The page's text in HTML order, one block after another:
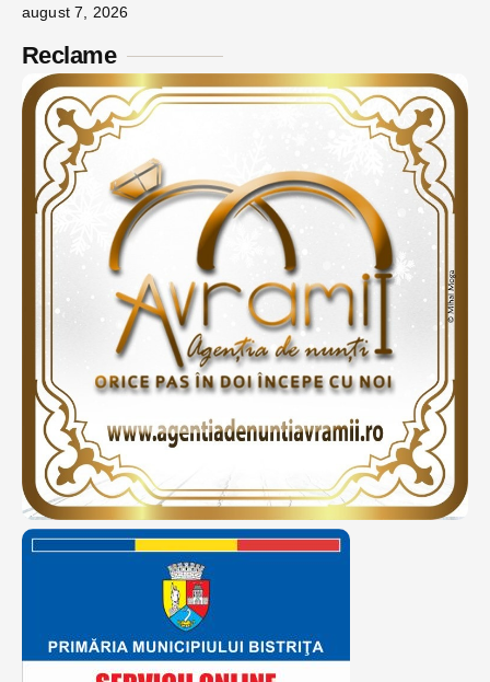
august 7, 2026
Reclame